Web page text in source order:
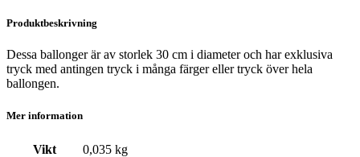
Produktbeskrivning
Dessa ballonger är av storlek 30 cm i diameter och har exklusiva
tryck med antingen tryck i många färger eller tryck över hela
ballongen.
Mer information
Vikt 0,035 kg